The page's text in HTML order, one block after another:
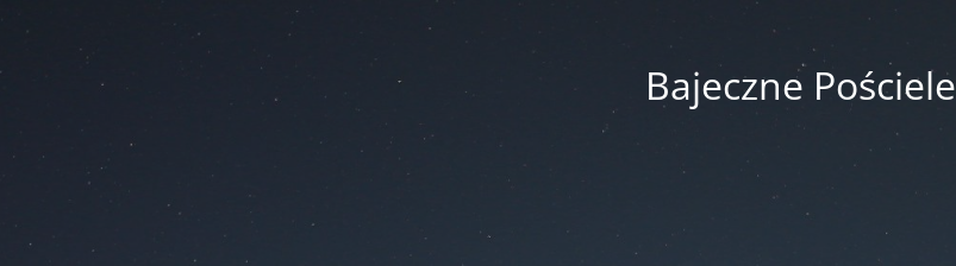
Bajeczne Pościele